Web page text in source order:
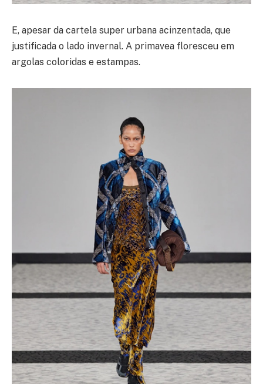
E, apesar da cartela super urbana acinzentada, que
justificada o lado invernal. A primavea floresceu em
argolas coloridas e estampas.